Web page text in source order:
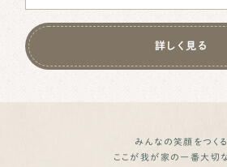
詳しく見る
みんなの笑顔をつくる
ここが我が家の一番大切